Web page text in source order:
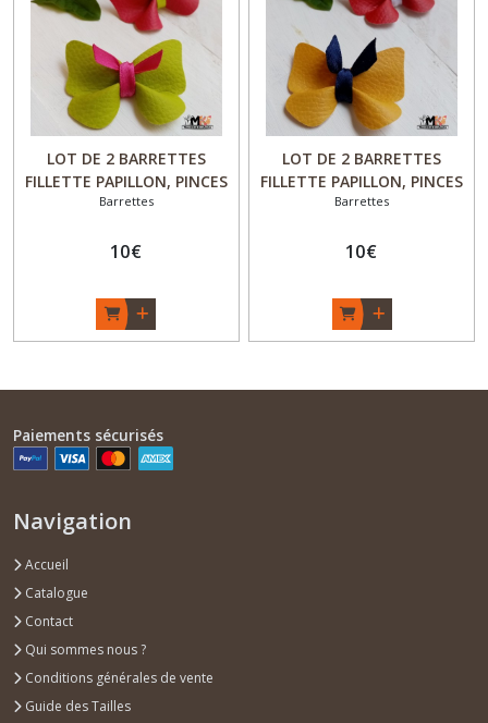
LOT DE 2 BARRETTES
FILLETTE PAPILLON, PINCES
A CHEVEUX CROCODILE -
Fait main
Barrettes
10€
LOT DE 2 BARRETTES
FILLETTE PAPILLON, PINCES
A CHEVEUX CROCODILE -
Fait main
Barrettes
10€
Paiements sécurisés
Navigation
Accueil
Catalogue
Contact
Qui sommes nous ?
Conditions générales de vente
Guide des Tailles